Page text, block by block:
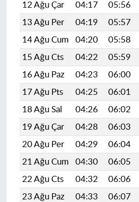
12 Ağu Çar
04:17 05:56
13 Ağu Per
04:19 05:57
14 Ağu Cum
04:20 05:58
15 Ağu Cts
04:22 05:59
16 Ağu Paz
04:23 06:00
17 Ağu Pts
04:25 06:01
18 Ağu Sal
04:26 06:02
19 Ağu Çar
04:28 06:03
20 Ağu Per
04:29 06:04
21 Ağu Cum
04:30 06:05
22 Ağu Cts
04:32 06:06
23 Ağu Paz
04:33 06:07